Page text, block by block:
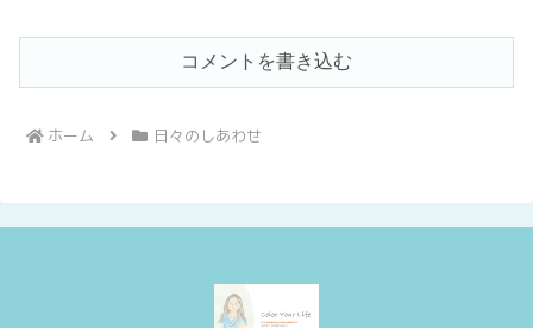
コメントを書き込む
ホーム 日々のしあわせ